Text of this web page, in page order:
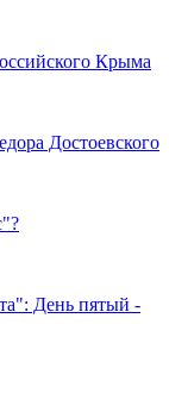
Крыма
Достоевского
День пятый -